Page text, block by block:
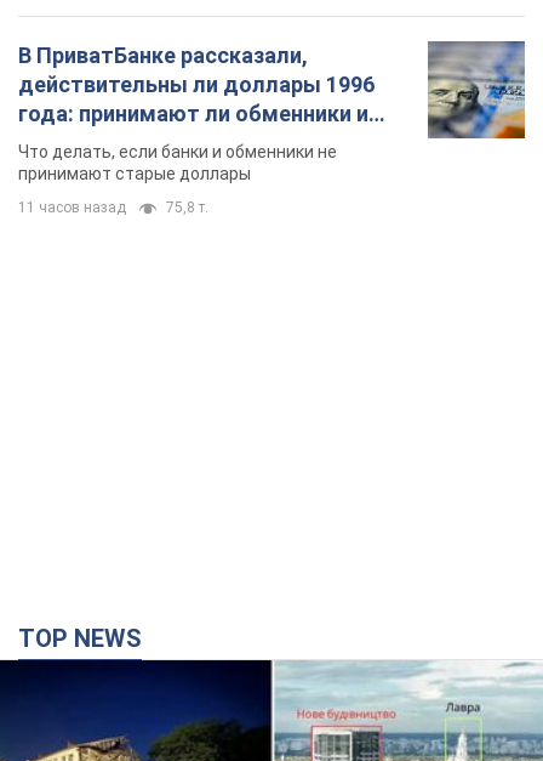
В ПриватБанке рассказали,
действительны ли доллары 1996
года: принимают ли обменники и
банки такие купюры
Что делать, если банки и обменники не
принимают старые доллары
11 часов назад 75,8 т.
TOP NEWS